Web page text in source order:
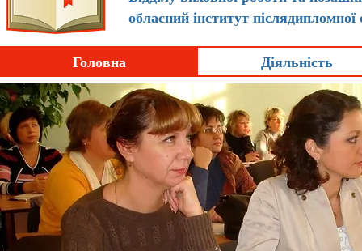
обласний інститут
Головна Діяльність